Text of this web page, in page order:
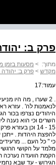
פרק ב:
מתוך: > מסעות בזמן
מקדש > פרק ב:
עמוד:17
. 2 שערו , מה היו
לנאמנות לה' . עזרא
היהודים נצרפו בכור
15 - 14 וכן
להפצת היהדות . ייתכן
מלמד על הקושי הרגשי
הקמת הוועדה נערכה